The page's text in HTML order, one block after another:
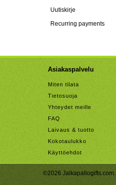
Uutiskirje
Recurring payments
Asiakaspalvelu
Miten tilata
Tietosuoja
Yhteydet meille
FAQ
Laivaus & tuotto
Kokotaulukko
Käyttöehdot
©2026 Jalkapallogifts.com.